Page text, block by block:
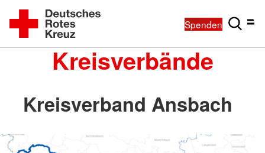
Spenden
Kreisverbände
Kreisverband Ansbach